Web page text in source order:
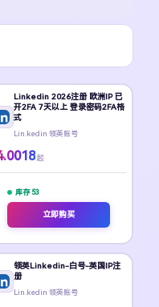
Linkedin 2026注册 欧洲IP 已
开2FA 7天以上 登录密码2FA格
式
Lin.kedin 领英账号
起
库存 53
立即购买
领英Linkedin-白号-英国IP注
册
Lin.kedin 领英账号